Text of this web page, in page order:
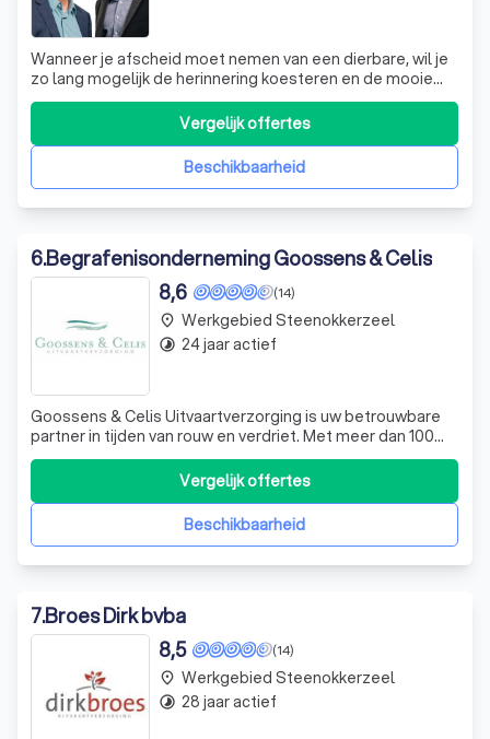
Wanneer je afscheid moet nemen van een dierbare, wil je
zo lang mogelijk de herinnering koesteren en de mooie
momenten herbeleven. Een uitvaart met persoonlijke
accenten zorgt ervoor dat je troost kan vinden.
Beschikbaarheid
Vergelijk offertes
6.Begrafenisonderneming Goossens & Celis
(14)
8,6
Goossens & Celis Uitvaartverzorging is uw betrouwbare
partner in tijden van rouw en verdriet. Met meer dan 100
jaar ervaring in uitvaartverzorging, bieden wij een
luisterend oor en een helpende hand tijdens deze
moeilijke periode. Wij begrijpen dat het verlies van een
geliefde pijnlijk is en strevenBeschikbaarheid
Vergelijk offertes
place Werkgebied Steenokkerzeel
timelapse 24 jaar actief
7.Broes Dirk bvba
(14)
8,5
place Werkgebied Steenokkerzeel
timelapse 28 jaar actief